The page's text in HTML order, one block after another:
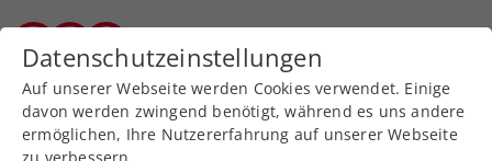
Datenschutzeinstellungen
Auf unserer Webseite werden Cookies verwendet. Einige
davon werden zwingend benötigt, während es uns andere
ermöglichen, Ihre Nutzererfahrung auf unserer Webseite